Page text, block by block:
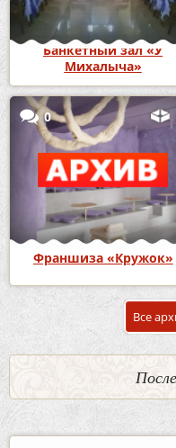
Банкетный зал «У
Михалыча»
0
Франшиза «Кружок»
Все